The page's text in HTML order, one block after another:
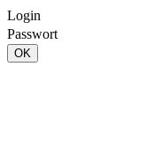
Login
Passwort